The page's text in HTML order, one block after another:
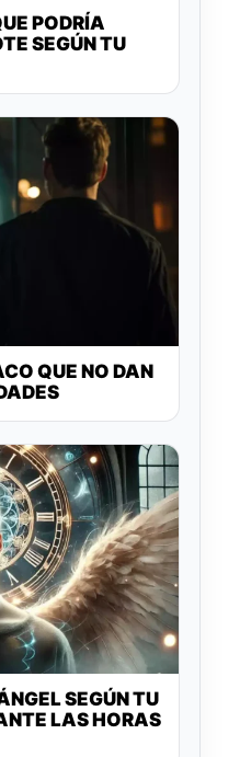
PODRÍA
SEGÚN TU
QUE NO DAN
SEGÚN TU
LAS HORAS